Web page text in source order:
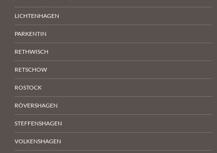
LICHTENHAGEN
PARKENTIN
RETHWISCH
RETSCHOW
ROSTOCK
RÖVERSHAGEN
STEFFENSHAGEN
VOLKENSHAGEN